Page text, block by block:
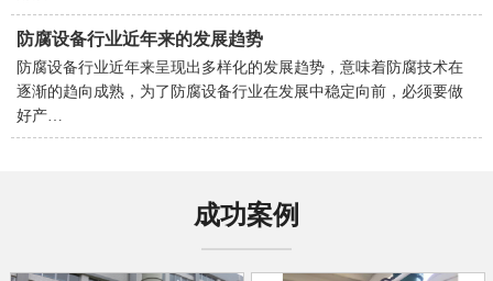
防腐设备行业近年来的发展趋势
防腐设备行业近年来呈现出多样化的发展趋势，意味着防腐技术在
逐渐的趋向成熟，为了防腐设备行业在发展中稳定向前，必须要做
好产…
成功案例